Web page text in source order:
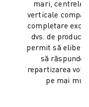
mari, centrele
verticale
completare
dvs. de
permit să
să
repartizarea
pe mai